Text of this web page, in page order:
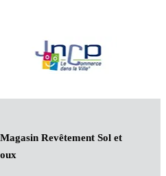
Revêtement Sol et